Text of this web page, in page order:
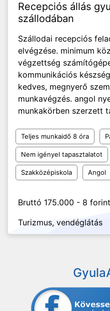
Recepciós állás
szállodában
Szállodai recepciós
elvégzése. minimum
végzettség
kommunikációs
kedves, megnyerő
munkavégzés. angol
munkakörben szerzett
Teljes munkaidő 8 óra
Nem igényel tapasztalatot
Szakközépiskola Angol
Bruttó 175.000 - 8
Turizmus, vendéglátás